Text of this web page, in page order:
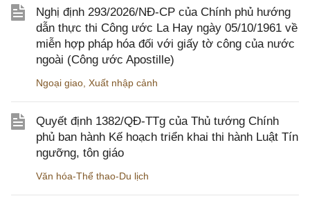
Nghị định 293/2026/NĐ-CP của Chính phủ hướng
dẫn thực thi Công ước La Hay ngày 05/10/1961 về
miễn hợp pháp hóa đối với giấy tờ công của nước
ngoài (Công ước Apostille)
Ngoại giao Xuất nhập cảnh
Quyết định 1382/QĐ-TTg của Thủ tướng Chính
phủ ban hành Kế hoạch triển khai thi hành Luật Tín
ngưỡng, tôn giáo
Văn hóa-Thể thao-Du lịch